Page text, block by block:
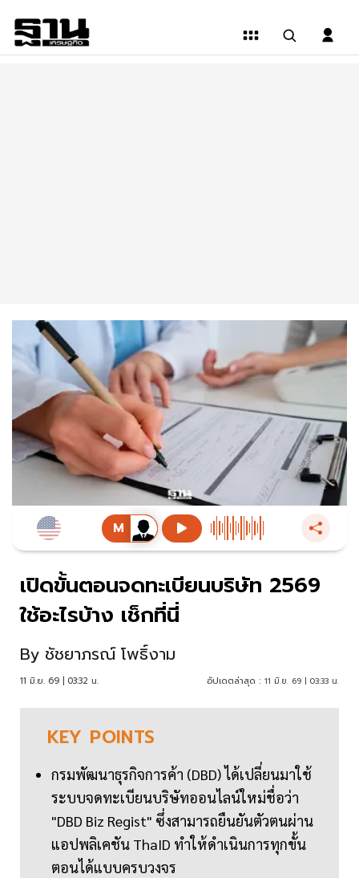
เปิดขั้นตอนจดทะเบียนบริษัท 2569
ใช้อะไรบ้าง เช็กที่นี่
By ชัชยาภรณ์ โพธิ์งาม
11 มิ.ย. 69 | 03:32 น. อัปเดตล่าสุด : 11 มิ.ย. 69 | 03:33 น.
KEY POINTS
กรมพัฒนาธุรกิจการค้า (DBD) ได้เปลี่ยนมาใช้
ระบบจดทะเบียนบริษัทออนไลน์ใหม่ชื่อว่า
"DBD Biz Regist" ซึ่งสามารถยืนยันตัวตนผ่าน
แอปพลิเคชัน ThaID ทำให้ดำเนินการทุกขั้น
ตอนได้แบบครบวงจร